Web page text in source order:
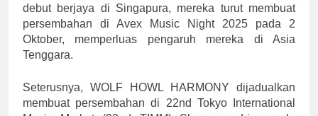
debut berjaya di Singapura, mereka turut membuat
persembahan di Avex Music Night 2025 pada 2
Oktober, memperluas pengaruh mereka di Asia
Tenggara.
Seterusnya, WOLF HOWL HARMONY dijadualkan
membuat persembahan di 22nd Tokyo International